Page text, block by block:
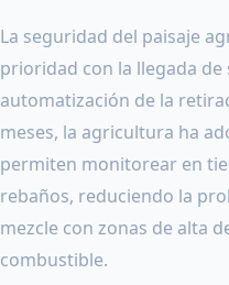
La seguridad del paisaje
prioridad con la llegada de
automatización de la
meses, la agricultura ha
permiten monitorear en
rebaños, reduciendo la
mezcle con zonas de alta
combustible.